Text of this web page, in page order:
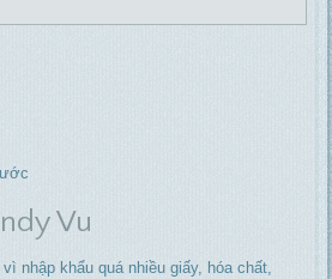
Vu
nhập khẩu quá nhiều giấy, hóa chất,